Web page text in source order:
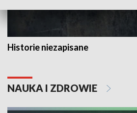
Historie niezapisane
NAUKA I ZDROWIE